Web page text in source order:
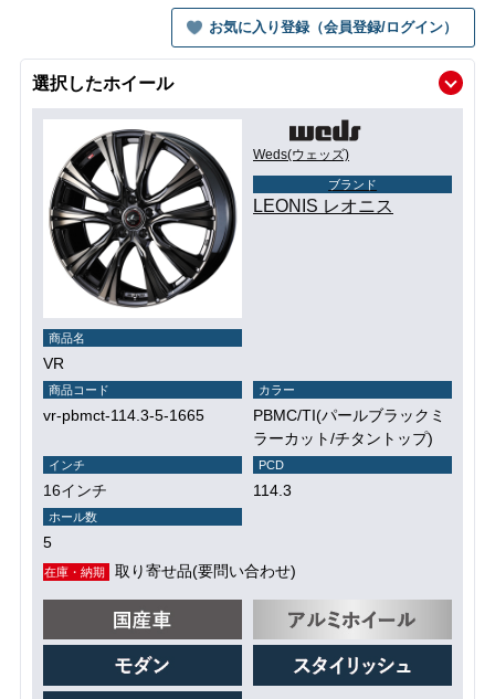
お気に入り登録（会員登録/ログイン）
選択したホイール
Weds(ウェッズ)
ブランド
LEONIS レオニス
商品名
VR
商品コード
vr-pbmct-114.3-5-1665
カラー
PBMC/TI(パールブラックミ
ラーカット/チタントップ)
インチ
16インチ
PCD
114.3
ホール数
5
在庫・納期 取り寄せ品(要問い合わせ)